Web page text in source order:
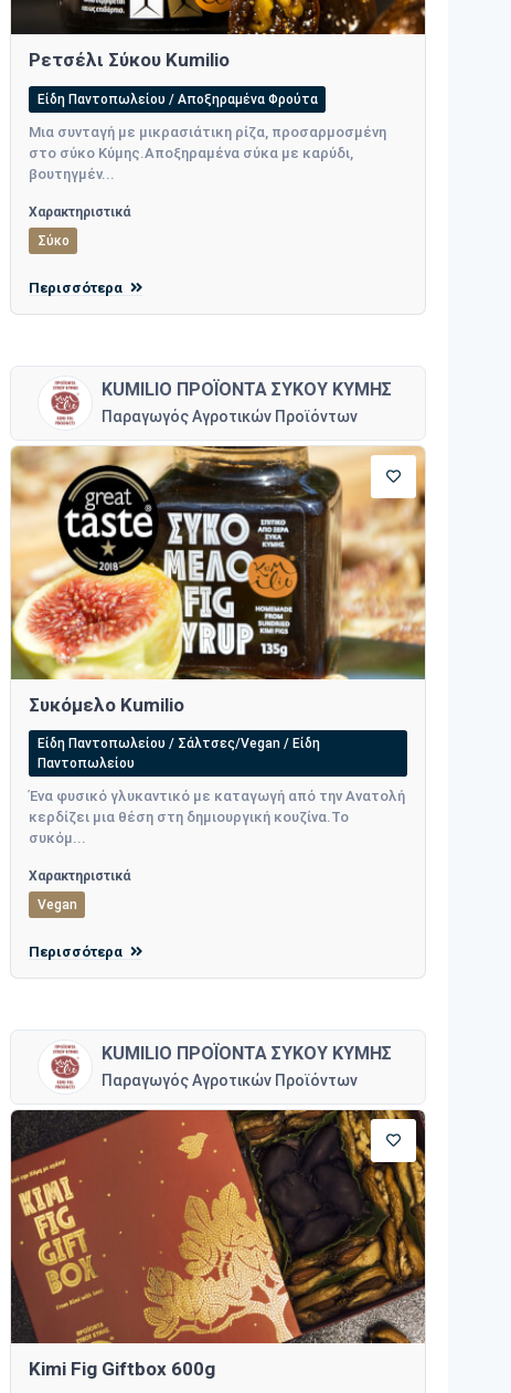
Ρετσέλι Σύκου Kumilio
Είδη Παντοπωλείου / Αποξηραμένα Φρούτα
Μια συνταγή με μικρασιάτικη ρίζα, προσαρμοσμένη
στο σύκο Κύμης.Αποξηραμένα σύκα με καρύδι,
βουτηγμέν...
Χαρακτηριστικά
Σύκο
Περισσότερα
KUMILIO ΠΡΟΪΟΝΤΑ ΣΥΚΟΥ ΚΥΜΗΣ
Παραγωγός Αγροτικών Προϊόντων
Συκόμελο Kumilio
Είδη Παντοπωλείου / Σάλτσες/Vegan / Είδη
Παντοπωλείου
Ένα φυσικό γλυκαντικό με καταγωγή από την Ανατολή
κερδίζει μια θέση στη δημιουργική κουζίνα.Το
συκόμ...
Χαρακτηριστικά
Vegan
Περισσότερα
KUMILIO ΠΡΟΪΟΝΤΑ ΣΥΚΟΥ ΚΥΜΗΣ
Παραγωγός Αγροτικών Προϊόντων
Kimi Fig Giftbox 600g